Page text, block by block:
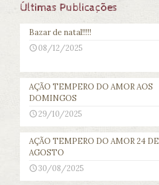
Últimas Publicações
Bazar de natal!!!!!
08/12/2025
AÇÃO TEMPERO DO AMOR AOS
DOMINGOS
29/10/2025
AÇÃO TEMPERO DO AMOR 24 DE
AGOSTO
30/08/2025